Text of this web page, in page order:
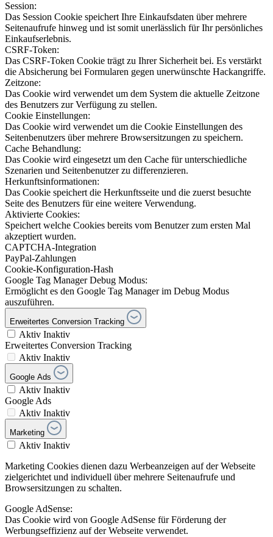
Session:
Das Session Cookie speichert Ihre Einkaufsdaten über mehrere
Seitenaufrufe hinweg und ist somit unerlässlich für Ihr persönliches
Einkaufserlebnis.
CSRF-Token:
Das CSRF-Token Cookie trägt zu Ihrer Sicherheit bei. Es verstärkt
die Absicherung bei Formularen gegen unerwünschte Hackangriffe.
Zeitzone:
Das Cookie wird verwendet um dem System die aktuelle Zeitzone
des Benutzers zur Verfügung zu stellen.
Cookie Einstellungen:
Das Cookie wird verwendet um die Cookie Einstellungen des
Seitenbenutzers über mehrere Browsersitzungen zu speichern.
Cache Behandlung:
Das Cookie wird eingesetzt um den Cache für unterschiedliche
Szenarien und Seitenbenutzer zu differenzieren.
Herkunftsinformationen:
Das Cookie speichert die Herkunftsseite und die zuerst besuchte
Seite des Benutzers für eine weitere Verwendung.
Aktivierte Cookies:
Speichert welche Cookies bereits vom Benutzer zum ersten Mal
akzeptiert wurden.
CAPTCHA-Integration
PayPal-Zahlungen
Cookie-Konfiguration-Hash
Google Tag Manager Debug Modus:
Ermöglicht es den Google Tag Manager im Debug Modus
auszuführen.
Erweitertes Conversion Tracking
Aktiv Inaktiv
Erweitertes Conversion Tracking
Aktiv Inaktiv
Google Ads
Aktiv Inaktiv
Google Ads
Aktiv Inaktiv
Marketing
Aktiv Inaktiv
Marketing Cookies dienen dazu Werbeanzeigen auf der Webseite
zielgerichtet und individuell über mehrere Seitenaufrufe und
Browsersitzungen zu schalten.
Google AdSense:
Das Cookie wird von Google AdSense für Förderung der
Werbungseffizienz auf der Webseite verwendet.